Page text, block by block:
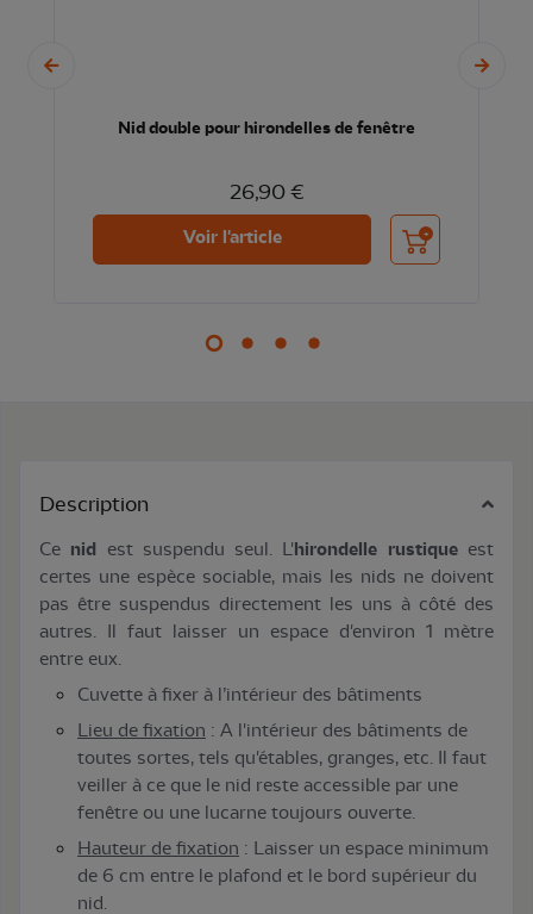
Nid double pour hirondelles de fenêtre
26,90 €
Voir l'article Ajouter au panier
Description
Ce nid est suspendu seul. L'hirondelle rustiqueest
certes une espèce sociable, mais les nids ne doivent
pas être suspendus directement les uns à côté des
autres. Il faut laisser un espace d'environ 1 mètre
entre eux.
Cuvette à fixer à l’intérieur des bâtiments
Lieu de fixation : A l'intérieur des bâtiments de
toutes sortes, tels qu'étables, granges, etc. Il faut
veiller à ce que le nid reste accessible par une
fenêtre ou une lucarne toujours ouverte.
Hauteur de fixation : Laisser un espace minimum
de 6 cm entre le plafond et le bord supérieur du
nid.